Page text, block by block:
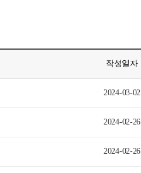
작성일자
2024-03-02
2024-02-26
2024-02-26